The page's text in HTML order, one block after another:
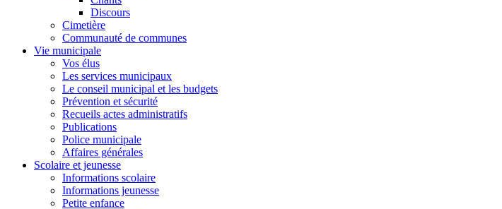
Discours
Cimetière
Communauté de communes
Vie municipale
Vos élus
Les services municipaux
Le conseil municipal et les budgets
Prévention et sécurité
Recueils actes administratifs
Publications
Police municipale
Affaires générales
Scolaire et jeunesse
Informations scolaire
Informations jeunesse
Petite enfance